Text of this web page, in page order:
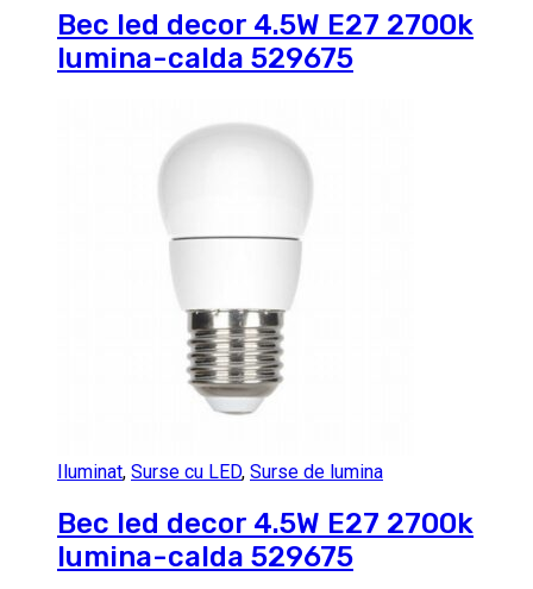
Bec led decor 4.5W E27 2700k
lumina-calda 529675
Iluminat, Surse cu LED, Surse de lumina
Bec led decor 4.5W E27 2700k
lumina-calda 529675